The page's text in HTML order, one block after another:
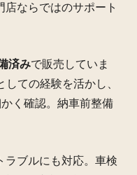
ならではのサポート
済みで販売していま
ての経験を活かし、
く確認。納車前整備
ラブルにも対応。車検